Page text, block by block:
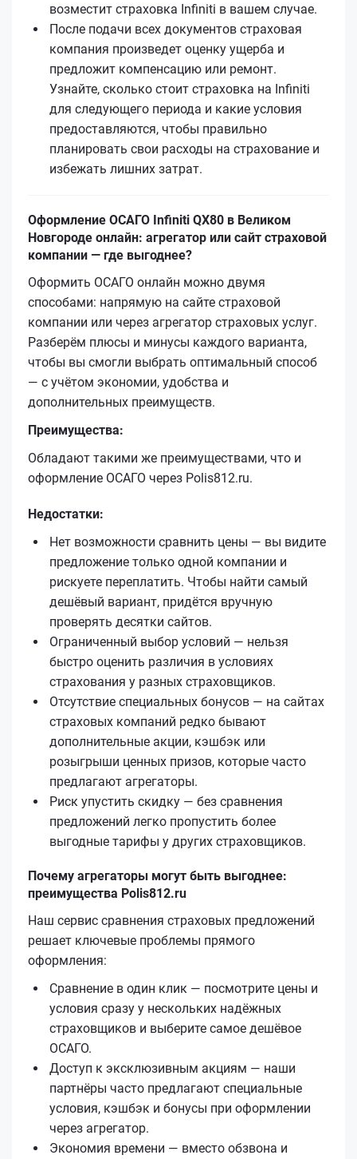
возместит страховка Infiniti в вашем случае.
После подачи всех документов страховая
компания произведет оценку ущерба и
предложит компенсацию или ремонт.
Узнайте, сколько стоит страховка на Infiniti
для следующего периода и какие условия
предоставляются, чтобы правильно
планировать свои расходы на страхование и
избежать лишних затрат.
Оформление ОСАГО Infiniti QX80 в Великом
Новгороде онлайн: агрегатор или сайт страховой
компании — где выгоднее?
Оформить ОСАГО онлайн можно двумя
способами: напрямую на сайте страховой
компании или через агрегатор страховых услуг.
Разберём плюсы и минусы каждого варианта,
чтобы вы смогли выбрать оптимальный способ
— с учётом экономии, удобства и
дополнительных преимуществ.
Преимущества:
Обладают такими же преимуществами, что и
оформление ОСАГО через Polis812.ru.
Недостатки:
Нет возможности сравнить цены — вы видите
предложение только одной компании и
рискуете переплатить. Чтобы найти самый
дешёвый вариант, придётся вручную
проверять десятки сайтов.
Ограниченный выбор условий — нельзя
быстро оценить различия в условиях
страхования у разных страховщиков.
Отсутствие специальных бонусов — на сайтах
страховых компаний редко бывают
дополнительные акции, кэшбэк или
розыгрыши ценных призов, которые часто
предлагают агрегаторы.
Риск упустить скидку — без сравнения
предложений легко пропустить более
выгодные тарифы у других страховщиков.
Почему агрегаторы могут быть выгоднее:
преимущества Polis812.ru
Наш сервис сравнения страховых предложений
решает ключевые проблемы прямого
оформления:
Сравнение в один клик — посмотрите цены и
условия сразу у нескольких надёжных
страховщиков и выберите самое дешёвое
ОСАГО.
Доступ к эксклюзивным акциям — наши
партнёры часто предлагают специальные
условия, кэшбэк и бонусы при оформлении
через агрегатор.
Экономия времени — вместо обзвона и